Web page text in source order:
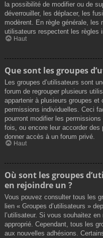
la possibilité de modifier ou de
déverrouiller, les déplacer, les
modèrent. En règle générale, les
utilisateurs respectent les règles
Haut
Que sont les groupes
Les groupes d’utilisateurs sont
forum de regrouper plusieurs
appartenir à plusieurs groupes et
permissions individuelles. Ceci
pourront modifier les
fois, ou encore leur accorder
donner accès à un forum privé.
Haut
Où sont les groupes
en rejoindre un ?
Vous pouvez consulter tous les
lien « Groupes d’utilisateurs »
l’utilisateur. Si vous souhaitez
approprié. Cependant, tous les
aux nouvelles adhésions.